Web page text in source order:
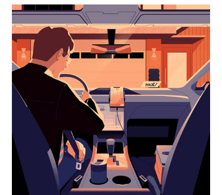
календарю
выбрать
дату.
Чтобы
закрыть
календарь,
нажмите
Esc.